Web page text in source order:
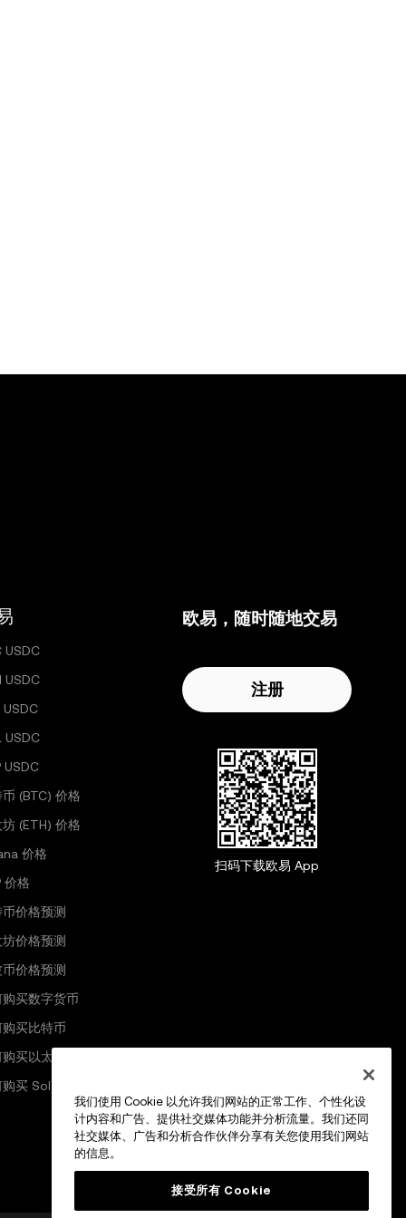
USDC
USDC
USDC
USDC
USDC
币 (BTC) 价格
坊 (ETH) 价格
价格
价格
币价格预测
坊价格预测
价格预测
买数字货币
买比特币
买以太坊
买 Solana
欧易，随时随地交易
注册
扫码下载欧易 App
我们使用 Cookie 以允许我们网站的正常工作、个性化设
计内容和广告、提供社交媒体功能并分析流量。我们还同
社交媒体、广告和分析合作伙伴分享有关您使用我们网站
的信息。
接受所有 Cookie